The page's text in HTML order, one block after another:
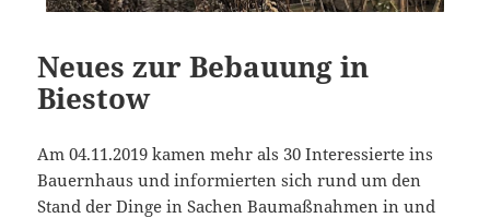
Neues zur Bebauung in
Biestow
Am 04.11.2019 kamen mehr als 30 Interessierte ins
Bauernhaus und informierten sich rund um den
Stand der Dinge in Sachen Baumaßnahmen in und